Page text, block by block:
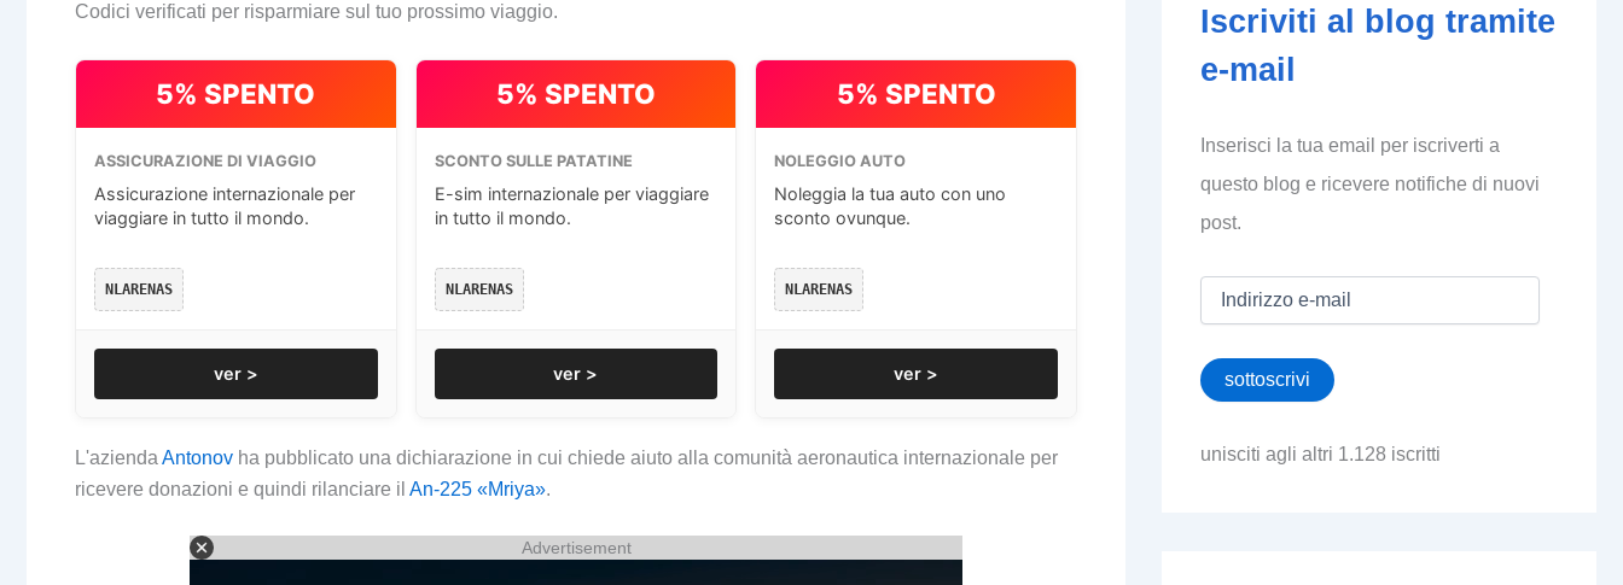
Codici verificati per risparmiare sul tuo prossimo viaggio.
5% SPENTO
ASSICURAZIONE DI VIAGGIO
Assicurazione internazionale per
viaggiare in tutto il mondo.
NLARENAS
ver >
5% SPENTO
SCONTO SULLE PATATINE
E-sim internazionale per viaggiare
in tutto il mondo.
NLARENAS
ver >
5% SPENTO
NOLEGGIO AUTO
Noleggia la tua auto con uno
sconto ovunque.
NLARENAS
ver >
L'azienda Antonov ha pubblicato una dichiarazione in cui chiede aiuto alla comunità aeronautica internazionale per
ricevere donazioni e quindi rilanciare il An-225 «Mriya».
Advertisement
Iscriviti al blog tramite
e-mail
Inserisci la tua email per iscriverti a
questo blog e ricevere notifiche di nuovi
post.
r
z
sottoscrivi
unisciti agli altri 1.128 iscritti